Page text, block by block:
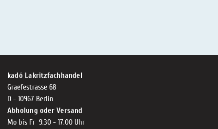
kadó Lakritzfachhandel
Graefestrasse 68
D - 10967 Berlin
Abholung oder Versand
Mo bis Fr 9.30 - 17.00 Uhr